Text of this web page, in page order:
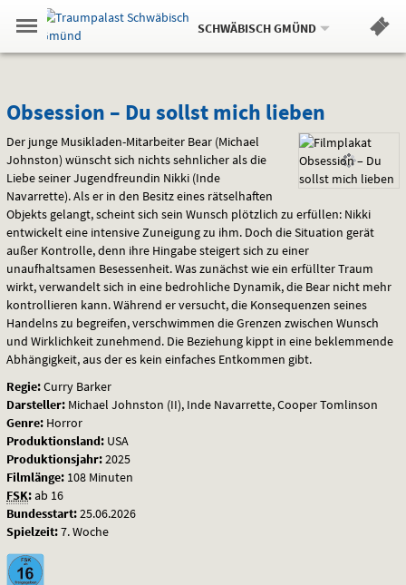
Springe
zum
,zum
.
Navigation
Menü
Gehe
zur
Standortauswahl
Standort:
SCHWÄBISCH GMÜND.
Weitere
Hinweis
Obsession
–
Du
sollst
mich
lieben
Obsession – Du sollst mich lieben
Der junge Musikladen-Mitarbeiter Bear (Michael
Johnston) wünscht sich nichts sehnlicher als die
Liebe seiner Jugendfreundin Nikki (Inde
Navarrette). Als er in den Besitz eines rätselhaften
Objekts gelangt, scheint sich sein Wunsch plötzlich zu erfüllen: Nikki
entwickelt eine intensive Zuneigung zu ihm. Doch die Situation gerät
außer Kontrolle, denn ihre Hingabe steigert sich zu einer
unaufhaltsamen Besessenheit. Was zunächst wie ein erfüllter Traum
wirkt, verwandelt sich in eine bedrohliche Dynamik, die Bear nicht mehr
kontrollieren kann. Während er versucht, die Konsequenzen seines
Handelns zu begreifen, verschwimmen die Grenzen zwischen Wunsch
und Wirklichkeit zunehmend. Die Beziehung kippt in eine beklemmende
Abhängigkeit, aus der es kein einfaches Entkommen gibt.
Regie:Curry Barker
Darsteller: Michael Johnston (II), Inde Navarrette, Cooper Tomlinson
Genre: Horror
Produktionsland: USA
Produktionsjahr:2025
Filmlänge: 108 Minuten
FSK:ab 16
Bundesstart:25.06.2026
Spielzeit:7. Woche